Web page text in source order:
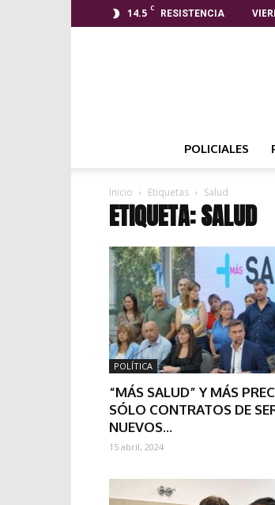
14.5 C
RESISTENCIA
POLICIALES
Inicio Etiquetas Salud
ETIQUETA: SALUD
POLÍTICA
“MÁS SALUD” Y MÁS
SÓLO CONTRATOS DE
NUEVOS...
15 abril, 2024